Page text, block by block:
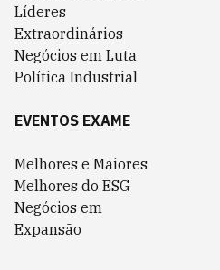
Líderes
Extraordinários
Negócios em Luta
Política Industrial
EVENTOS EXAME
Melhores e Maiores
Melhores do ESG
Negócios em
Expansão